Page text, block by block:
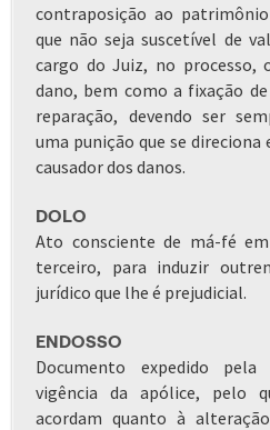
contraposição ao
que não seja suscetível de
cargo do Juiz, no processo,
dano, bem como a fixação
reparação, devendo ser
uma punição que se
causador dos danos.
DOLO
Ato consciente de má-fé
terceiro, para induzir
jurídico que lhe é prejudicial.
ENDOSSO
Documento expedido
vigência da apólice, pelo
acordam quanto à